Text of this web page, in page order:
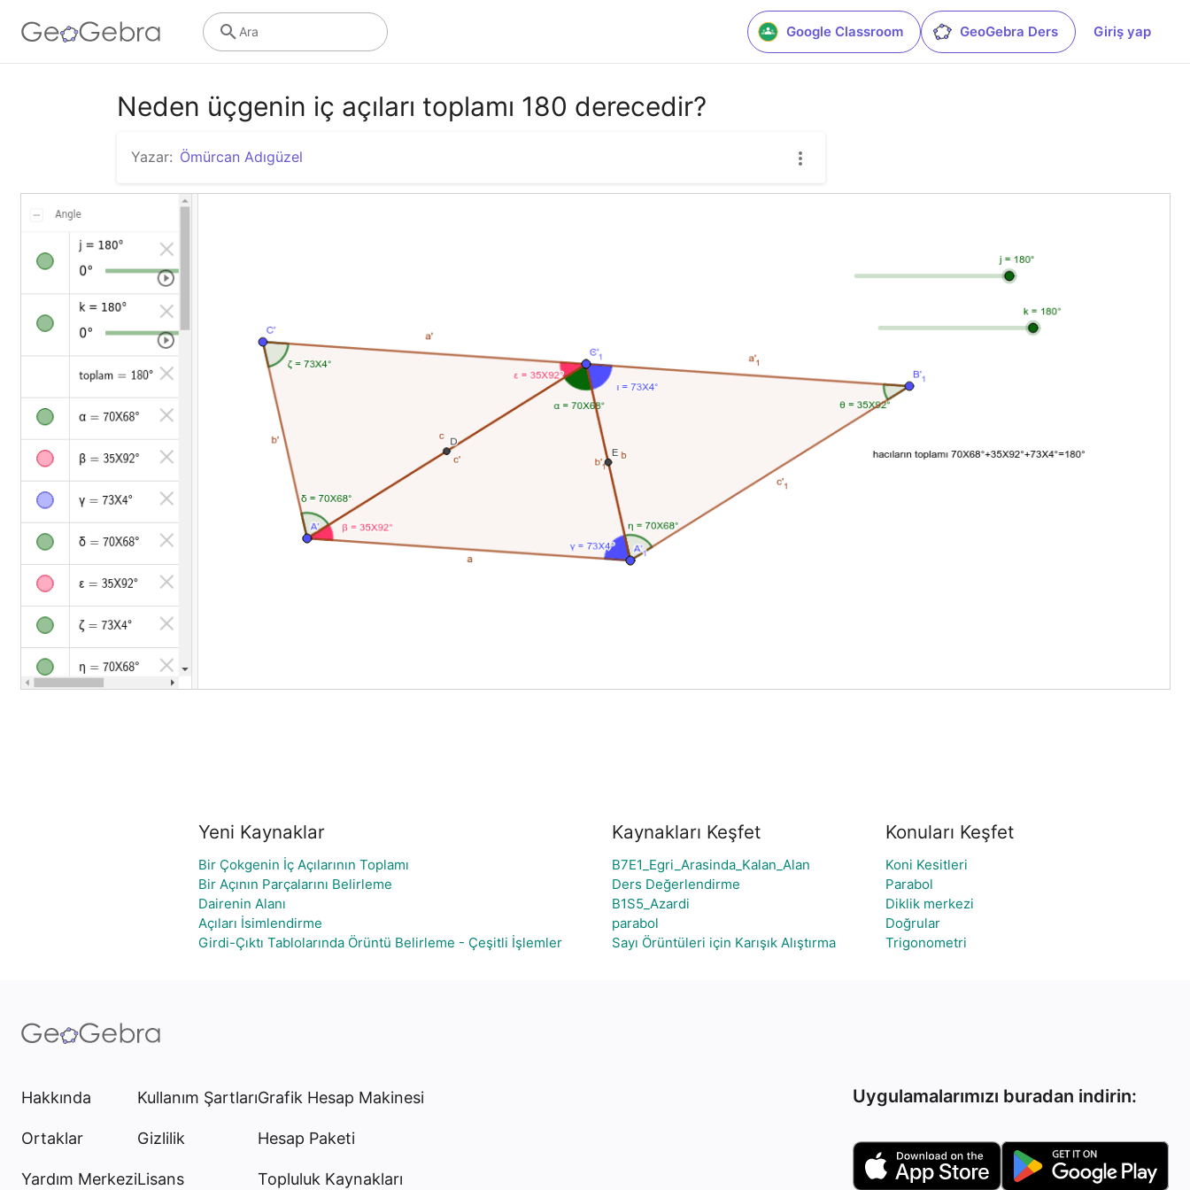
Google Classroom GeoGebra Ders Giriş yap
Ara
Neden üçgenin iç açıları toplamı 180 derecedir?
Yazar: Ömürcan Adıgüzel
Yeni Kaynaklar
Bir Çokgenin İç Açılarının Toplamı
Bir Açının Parçalarını Belirleme
Dairenin Alanı
Açıları İsimlendirme
Girdi-Çıktı Tablolarında Örüntü Belirleme - Çeşitli İşlemler
Kaynakları Keşfet
B7E1_Egri_Arasinda_Kalan_Alan
Ders Değerlendirme
B1S5_Azardi
parabol
Sayı Örüntüleri için Karışık Alıştırma
Konuları Keşfet
Koni Kesitleri
Parabol
Diklik merkezi
Doğrular
Trigonometri
Hakkında
Ortaklar
Yardım Merkezi
Kullanım Şartları
Gizlilik
Lisans
Grafik Hesap Makinesi
Hesap Paketi
Topluluk Kaynakları
Uygulamalarımızı buradan indirin: